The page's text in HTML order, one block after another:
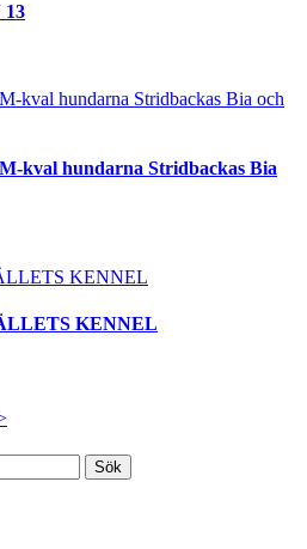
13
kval hundarna Stridbackas Bia
KENNEL